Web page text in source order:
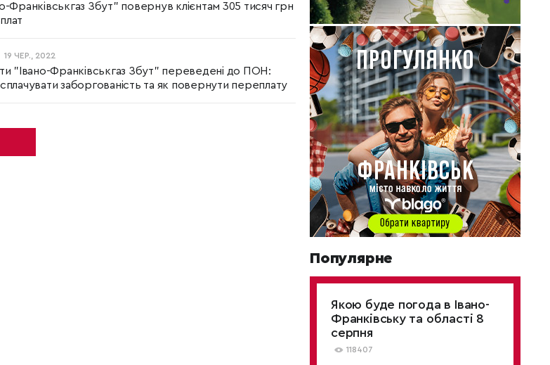
Франківськгаз Збут” повернув клієнтам 305 тисяч грн
19 ЧЕР., 2022
"Івано-Франківськгаз Збут" переведені до ПОН:
заборгованість та як повернути переплату
Популярне
Якою буде погода в Івано-
Франківську та області 8
серпня
118407